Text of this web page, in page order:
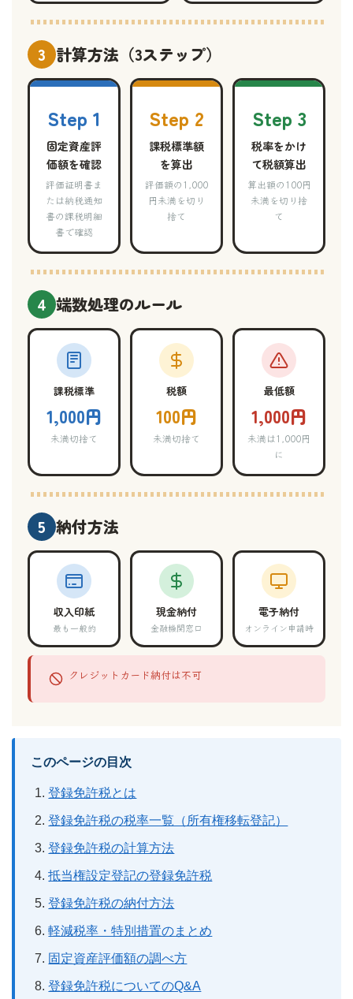
3 計算方法（3ステップ）
Step 1
固定資産評
価額を確認
評価証明書ま
たは納税通知
書の課税明細
書で確認
Step 2
課税標準額
を算出
評価額の1,000
円未満を切り
捨て
Step 3
税率をかけ
て税額算出
算出額の100円
未満を切り捨
て
4 端数処理のルール
課税標準
1,000円
未満切捨て
税額
100円
未満切捨て
最低額
1,000円
未満は1,000円
に
5 納付方法
収入印紙
最も一般的
現金納付
金融機関窓口
電子納付
オンライン申請時
クレジットカード納付は不可
このページの目次
登録免許税とは
登録免許税の税率一覧（所有権移転登記）
登録免許税の計算方法
抵当権設定登記の登録免許税
登録免許税の納付方法
軽減税率・特別措置のまとめ
固定資産評価額の調べ方
登録免許税についてのQ&A